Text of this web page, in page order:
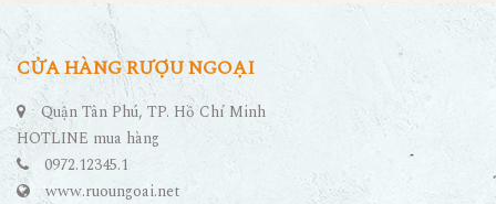
CỬA HÀNG RƯỢU NGOẠI
Quận Tân Phú, TP. Hồ Chí Minh
HOTLINE mua hàng
0972.12345.1
www.ruoungoai.net